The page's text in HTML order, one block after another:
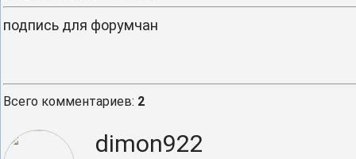
подпись для форумчан
Всего комментариев: 2
dimon922